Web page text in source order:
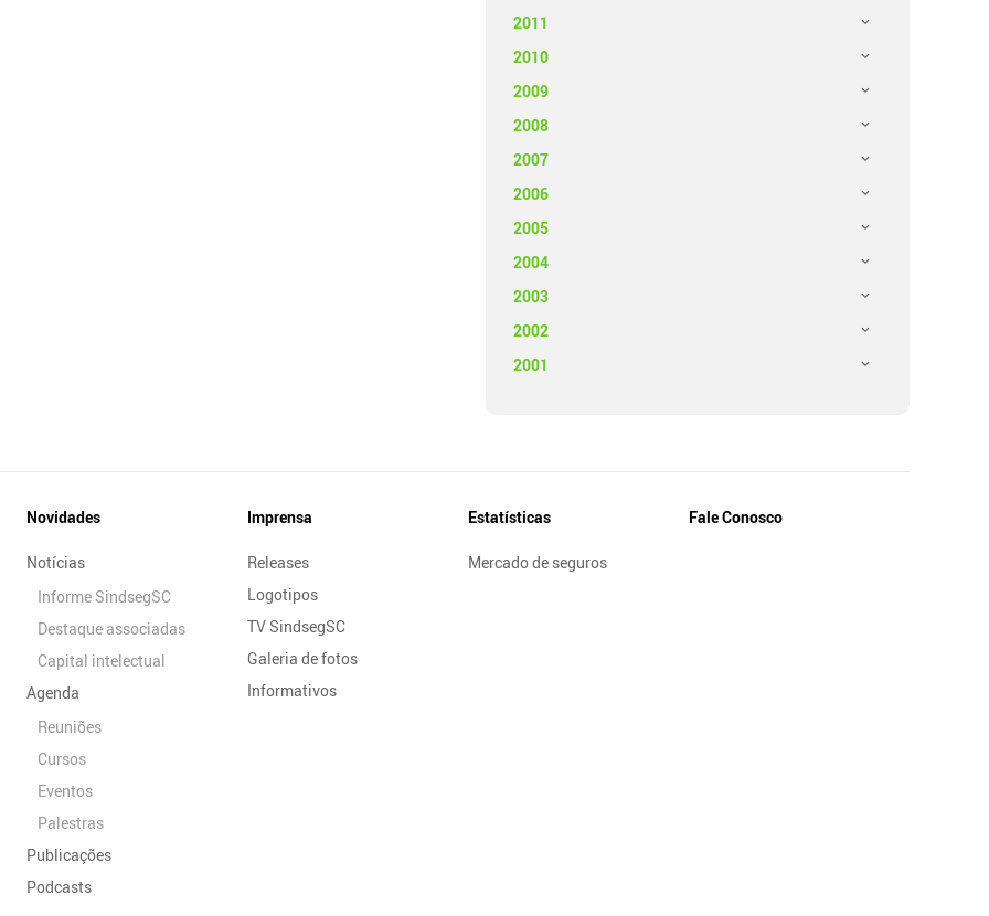
2011
2010
2009
2008
2007
2006
2005
2004
2003
2002
2001
Novidades
Notícias
Informe SindsegSC
Destaque associadas
Capital intelectual
Agenda
Reuniões
Cursos
Eventos
Palestras
Publicações
Podcasts
Imprensa
Releases
Logotipos
TV SindsegSC
Galeria de fotos
Informativos
Estatísticas
Mercado de seguros
Fale Conosco